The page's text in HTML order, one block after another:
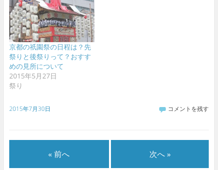
京都の祇園祭の日程は？先
祭りと後祭りって？おすす
めの見所について
2015年5月27日
祭り
2015年7月30日 コメントを残す
« 前へ 次へ »